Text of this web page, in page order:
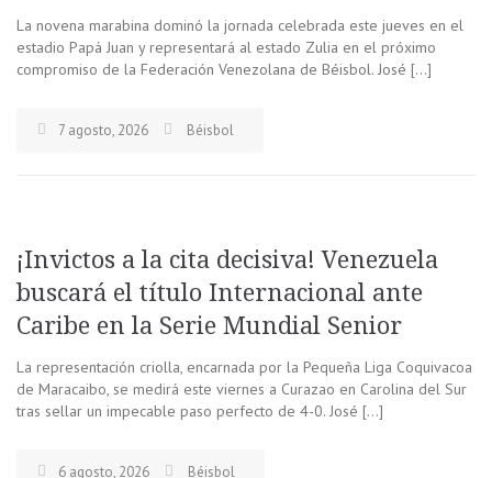
La novena marabina dominó la jornada celebrada este jueves en el
estadio Papá Juan y representará al estado Zulia en el próximo
compromiso de la Federación Venezolana de Béisbol. José […]
7 agosto, 2026 Béisbol
¡Invictos a la cita decisiva! Venezuela
buscará el título Internacional ante
Caribe en la Serie Mundial Senior
La representación criolla, encarnada por la Pequeña Liga Coquivacoa
de Maracaibo, se medirá este viernes a Curazao en Carolina del Sur
tras sellar un impecable paso perfecto de 4-0. José […]
6 agosto, 2026 Béisbol